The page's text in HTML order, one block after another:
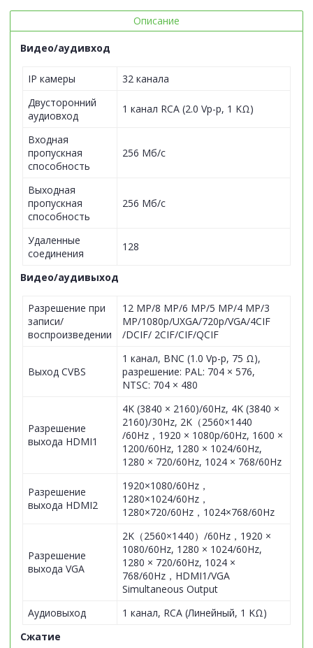
Описание
Видео/аудивход
IP камеры
32 канала
Двусторонний
аудиовход
1 канал RCA (2.0 Vp-p, 1 KΩ)
Входная
пропускная
способность
256 Мб/с
Выходная
пропускная
способность
256 Мб/с
Удаленные
соединения
128
Видео/аудивыход
Разрешение при
записи/
воспроизведении
12 MP/8 MP/6 MP/5 MP/4 MP/3
MP/1080p/UXGA/720p/VGA/4CIF
/DCIF/ 2CIF/CIF/QCIF
Выход CVBS
1 канал, BNC (1.0 Vp-p, 75 Ω),
разрешение: PAL: 704 × 576,
NTSC: 704 × 480
Разрешение
выхода HDMI1
4K (3840 × 2160)/60Hz, 4K (3840 ×
2160)/30Hz, 2K（2560×1440
/60Hz，1920 × 1080p/60Hz, 1600 ×
1200/60Hz, 1280 × 1024/60Hz,
1280 × 720/60Hz, 1024 × 768/60Hz
Разрешение
выхода HDMI2
1920×1080/60Hz，
1280×1024/60Hz，
1280×720/60Hz，1024×768/60Hz
Разрешение
выхода VGA
2K（2560×1440）/60Hz，1920 ×
1080/60Hz, 1280 × 1024/60Hz,
1280 × 720/60Hz, 1024 ×
768/60Hz，HDMI1/VGA
Simultaneous Output
Аудиовыход
1 канал, RCA (Линейный, 1 KΩ)
Сжатие